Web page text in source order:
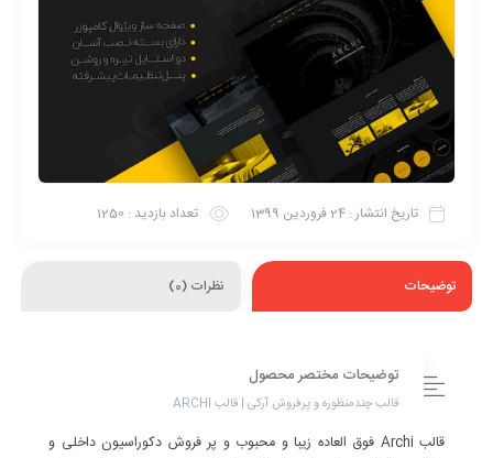
تاریخ انتشار : 24 فروردین 1399 تعداد بازدید : 1250
توضیحات نظرات (0)
توضیحات مختصر محصول
قالب چندمنظوره و پرفروش آرکی | قالب ARCHI
قالب Archi فوق العاده زیبا و محبوب و پر فروش دکوراسیون داخلی و